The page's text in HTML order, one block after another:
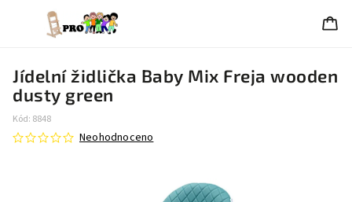
Jídelní židlička Baby Mix Freja wooden
dusty green
Kód: 8848
Neohodnoceno